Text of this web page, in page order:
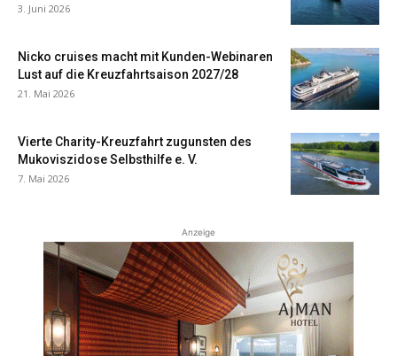
3. Juni 2026
Nicko cruises macht mit Kunden-Webinaren
Lust auf die Kreuzfahrtsaison 2027/28
21. Mai 2026
Vierte Charity-Kreuzfahrt zugunsten des
Mukoviszidose Selbsthilfe e. V.
7. Mai 2026
Anzeige